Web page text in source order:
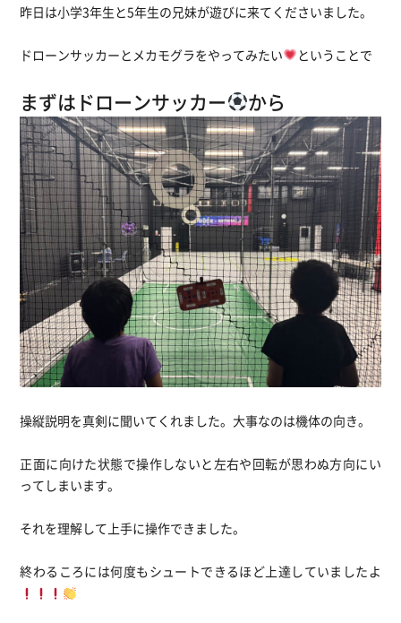
昨日は小学3年生と5年生の兄妹が遊びに来てくださいました。
ドローンサッカーとメカモグラをやってみたい ということで
まずはドローンサッカー から
操縦説明を真剣に聞いてくれました。大事なのは機体の向き。
正面に向けた状態で操作しないと左右や回転が思わぬ方向にい
ってしまいます。
それを理解して上手に操作できました。
終わるころには何度もシュートできるほど上達していましたよ